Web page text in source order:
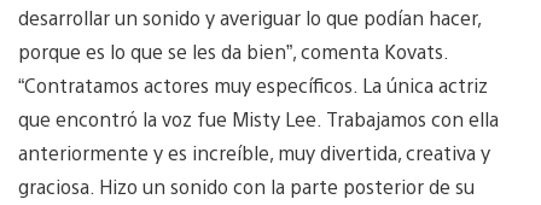
desarrollar un sonido y averiguar lo que podían hacer,
porque es lo que se les da bien”, comenta Kovats.
“Contratamos actores muy específicos. La única actriz
que encontró la voz fue Misty Lee. Trabajamos con ella
anteriormente y es increíble, muy divertida, creativa y
graciosa. Hizo un sonido con la parte posterior de su